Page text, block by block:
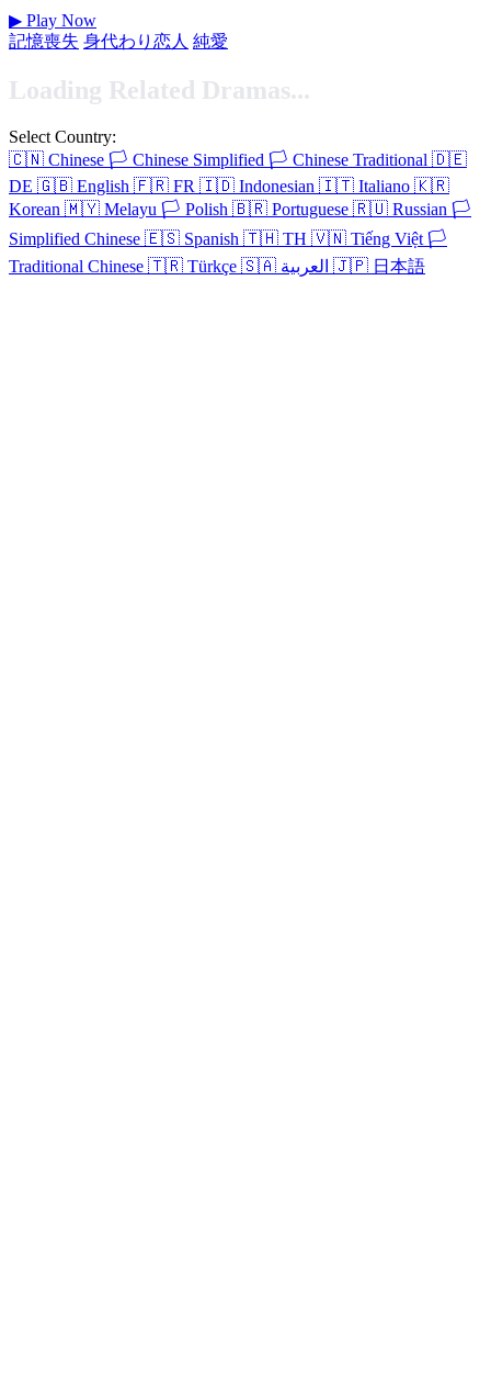
▶ Play Now
記憶喪失 身代わり恋人 純愛
Loading Related Dramas...
Select Country:
🇨🇳 Chinese 🏳️ Chinese Simplified 🏳️ Chinese Traditional 🇩🇪
DE 🇬🇧 English 🇫🇷 FR 🇮🇩 Indonesian 🇮🇹 Italiano 🇰🇷
Korean 🇲🇾 Melayu 🏳️ Polish 🇧🇷 Portuguese 🇷🇺 Russian 🏳️
Simplified Chinese 🇪🇸 Spanish 🇹🇭 TH 🇻🇳 Tiếng Việt 🏳️
Traditional Chinese 🇹🇷 Türkçe 🇸🇦 🇯🇵 日本語